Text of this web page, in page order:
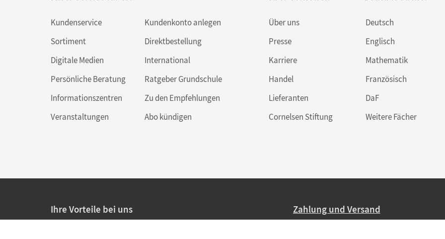
Kundenservice
Sortiment
Digitale Medien
Persönliche Beratung
Informationszentren
Veranstaltungen
Kundenkonto anlegen
Direktbestellung
International
Ratgeber Grundschule
Zu den Empfehlungen
Abo kündigen
Über uns
Presse
Karriere
Handel
Lieferanten
Cornelsen Stiftung
Deutsch
Englisch
Mathematik
Französisch
DaF
Weitere Fächer
Ihre Vorteile bei uns Zahlung und Versand